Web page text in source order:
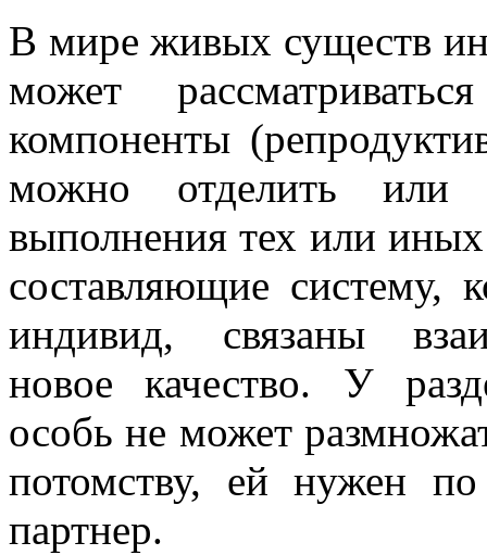
В мире живых существ
может
компоненты
можно отделить или
выполнения тех или
составляющие систему,
индивид, связаны
новое качество. У
особь не может
потомству, ей нужен
партнер.